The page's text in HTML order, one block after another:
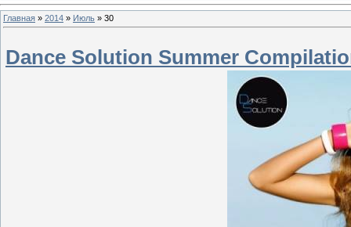
Главная » 2014 » Июль » 30
Dance Solution Summer